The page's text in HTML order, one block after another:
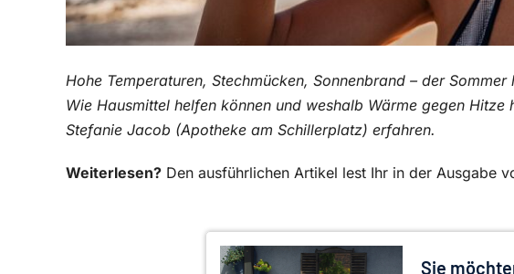
Hohe Temperaturen, Stechmücken, Sonnenbrand – der
Wie Hausmittel helfen können und weshalb Wärme gegen
Stefanie Jacob (Apotheke am Schillerplatz) erfahren.
Weiterlesen? Den ausführlichen Artikel lest Ihr in der Ausgabe
Sie